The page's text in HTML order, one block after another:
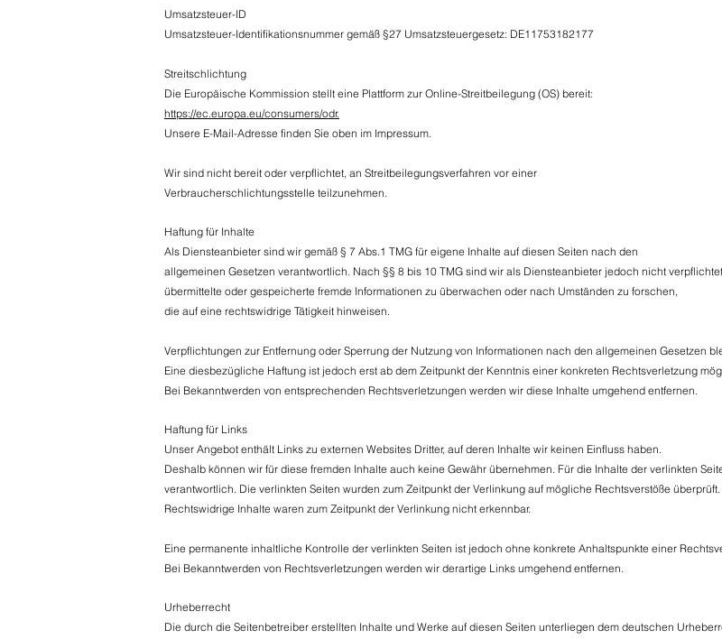
Umsatzsteuer-ID
Umsatzsteuer-Identifikationsnummer gemäß §27 Umsatzsteuergesetz: DE11753182177
Streitschlichtung
Die Europäische Kommission stellt eine Plattform zur Online-Streitbeilegung (OS) bereit:
https://ec.europa.eu/consumers/odr.
Unsere E-Mail-Adresse finden Sie oben im Impressum.
Wir sind nicht bereit oder verpflichtet, an Streitbeilegungsverfahren vor einer
Verbraucherschlichtungsstelle teilzunehmen.
Haftung für Inhalte
Als Diensteanbieter sind wir gemäß § 7 Abs.1 TMG für eigene Inhalte auf diesen Seiten nach den
allgemeinen Gesetzen verantwortlich. Nach §§ 8 bis 10 TMG sind wir als Diensteanbieter jedoch nicht
übermittelte oder gespeicherte fremde Informationen zu überwachen oder nach Umständen zu forschen,
die auf eine rechtswidrige Tätigkeit hinweisen.
Verpflichtungen zur Entfernung oder Sperrung der Nutzung von Informationen nach den allgemeinen Gesetzen
Eine diesbezügliche Haftung ist jedoch erst ab dem Zeitpunkt der Kenntnis einer konkreten Rechtsverletzung
Bei Bekanntwerden von entsprechenden Rechtsverletzungen werden wir diese Inhalte umgehend entfernen.
Haftung für Links
Unser Angebot enthält Links zu externen Websites Dritter, auf deren Inhalte wir keinen Einfluss haben.
Deshalb können wir für diese fremden Inhalte auch keine Gewähr übernehmen. Für die Inhalte der verlinkten
verantwortlich. Die verlinkten Seiten wurden zum Zeitpunkt der Verlinkung auf mögliche Rechtsverstöße überprüft.
Rechtswidrige Inhalte waren zum Zeitpunkt der Verlinkung nicht erkennbar.
Eine permanente inhaltliche Kontrolle der verlinkten Seiten ist jedoch ohne konkrete Anhaltspunkte einer
Bei Bekanntwerden von Rechtsverletzungen werden wir derartige Links umgehend entfernen.
Urheberrecht
Die durch die Seitenbetreiber erstellten Inhalte und Werke auf diesen Seiten unterliegen dem deutschen